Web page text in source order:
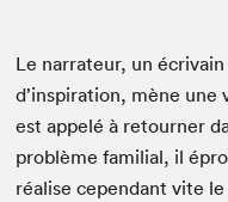
Le nar­ra­teur, un
d’in­spi­ra­tion, mène une
est appelé à retourn­er
prob­lème famil­ial, il
réalise cepen­dant vite